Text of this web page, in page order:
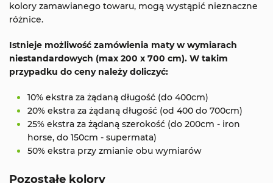
kolory zamawianego towaru, mogą wystąpić nieznaczne
różnice.
Istnieje możliwość zamówienia maty w wymiarach
niestandardowych (max 200 x 700 cm). W takim
przypadku do ceny należy doliczyć:
10% ekstra za żądaną długość (do 400cm)
20% ekstra za żądaną długość (od 400 do 700cm)
25% ekstra za żądaną szerokość (do 200cm - iron
horse, do 150cm - supermata)
50% ekstra przy zmianie obu wymiarów
Pozostałe kolory